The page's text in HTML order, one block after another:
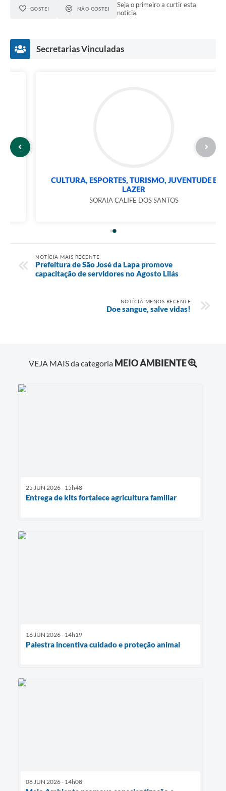
GOSTEI NÃO GOSTEI
Seja o primeiro a curtir esta
notícia.
Secretarias Vinculadas
CULTURA, ESPORTES, TURISMO, JUVENTUDE E
LAZER
SORAIA CALIFE DOS SANTOS
NOTÍCIA MAIS RECENTE
Prefeitura de São José da Lapa promove
capacitação de servidores no Agosto Lilás
NOTÍCIA MENOS RECENTE
Doe sangue, salve vidas!
VEJA MAIS da categoria MEIO AMBIENTE
25 JUN 2026 - 15h48
Entrega de kits fortalece agricultura familiar
16 JUN 2026 - 14h19
Palestra incentiva cuidado e proteção animal
08 JUN 2026 - 14h08